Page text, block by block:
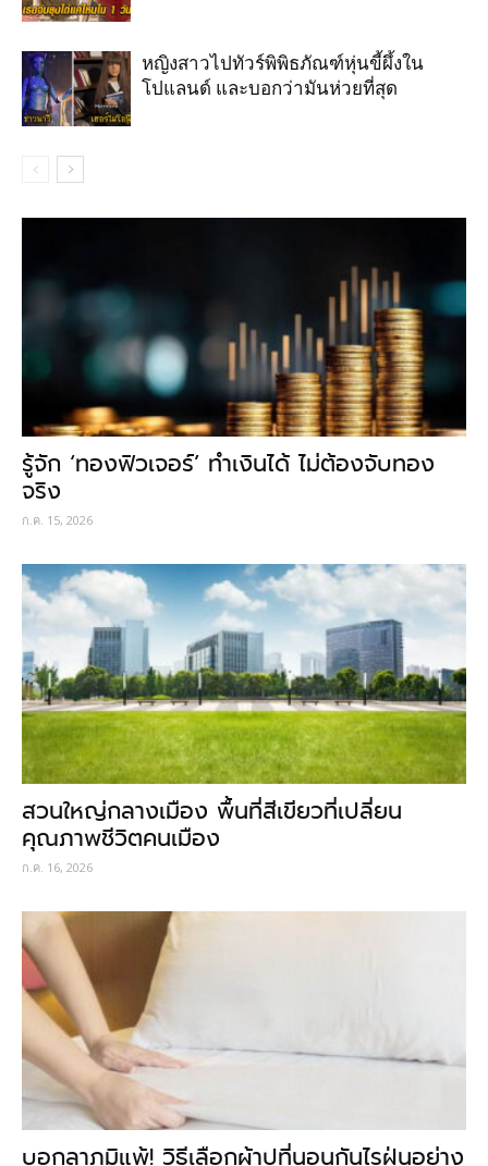
หญิงสาวไปทัวร์พิพิธภัณฑ์หุ่นขี้ผึ้งใน
โปแลนด์ และบอกว่ามันห่วยที่สุด
รู้จัก ‘ทองฟิวเจอร์’ ทำเงินได้ ไม่ต้องจับทอง
จริง
ก.ค. 15, 2026
สวนใหญ่กลางเมือง พื้นที่สีเขียวที่เปลี่ยน
คุณภาพชีวิตคนเมือง
ก.ค. 16, 2026
บอกลาภูมิแพ้! วิธีเลือกผ้าปูที่นอนกันไรฝุ่นอย่าง